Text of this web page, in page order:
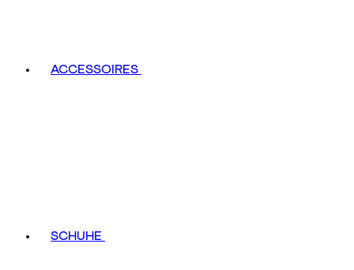
ACCESSOIRES
SCHUHE